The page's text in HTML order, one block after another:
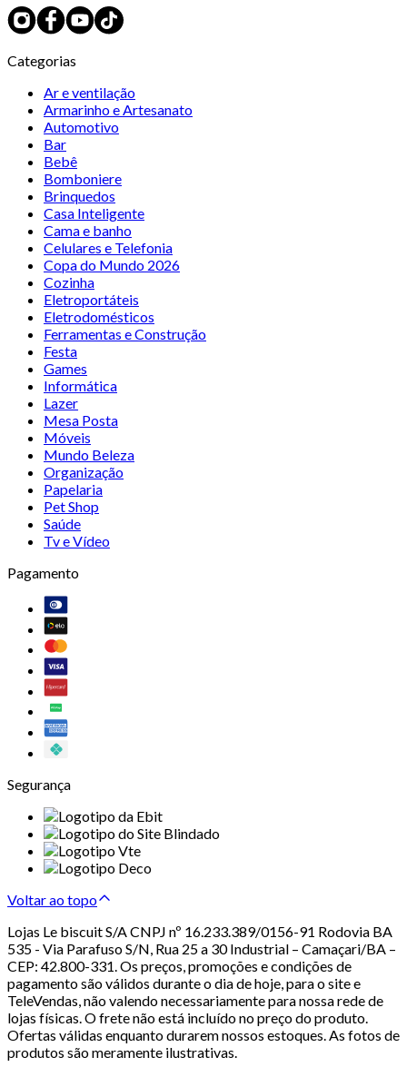
Categorias
Ar e ventilação
Armarinho e Artesanato
Automotivo
Bar
Bebê
Bomboniere
Brinquedos
Casa Inteligente
Cama e banho
Celulares e Telefonia
Copa do Mundo 2026
Cozinha
Eletroportáteis
Eletrodomésticos
Ferramentas e Construção
Festa
Games
Informática
Lazer
Mesa Posta
Móveis
Mundo Beleza
Organização
Papelaria
Pet Shop
Saúde
Tv e Vídeo
Pagamento
Segurança
Voltar ao topo
Lojas Le biscuit S/A CNPJ nº 16.233.389/0156-91 Rodovia BA
535 - Via Parafuso S/N, Rua 25 a 30 Industrial – Camaçari/BA –
CEP: 42.800-331. Os preços, promoções e condições de
pagamento são válidos durante o dia de hoje, para o site e
TeleVendas, não valendo necessariamente para nossa rede de
lojas físicas. O frete não está incluído no preço do produto.
Ofertas válidas enquanto durarem nossos estoques. As fotos de
produtos são meramente ilustrativas.